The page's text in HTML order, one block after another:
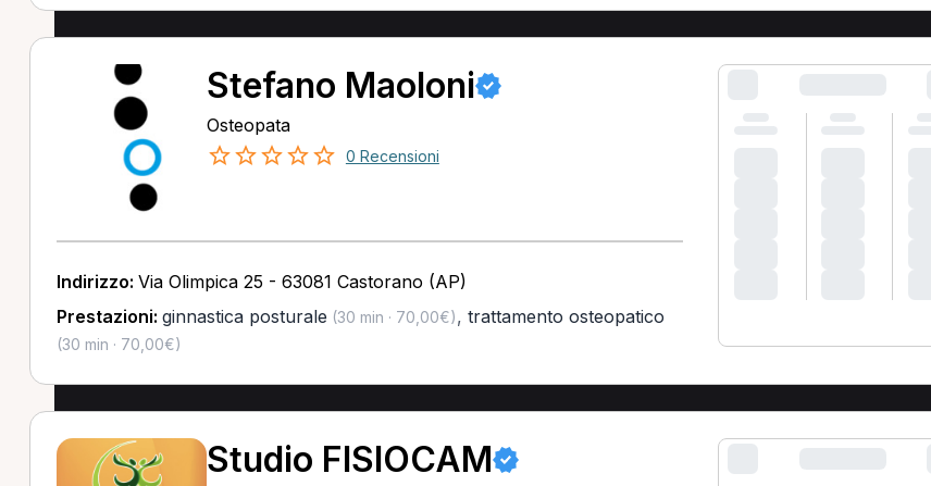
Stefano Maoloni
Osteopata
0 Recensioni
Indirizzo: Via Olimpica 25 - 63081 Castorano (AP)
Prestazioni: ginnastica posturale (30 min · 70,00€), trattamento osteopatico
(30 min · 70,00€)
Studio FISIOCAM